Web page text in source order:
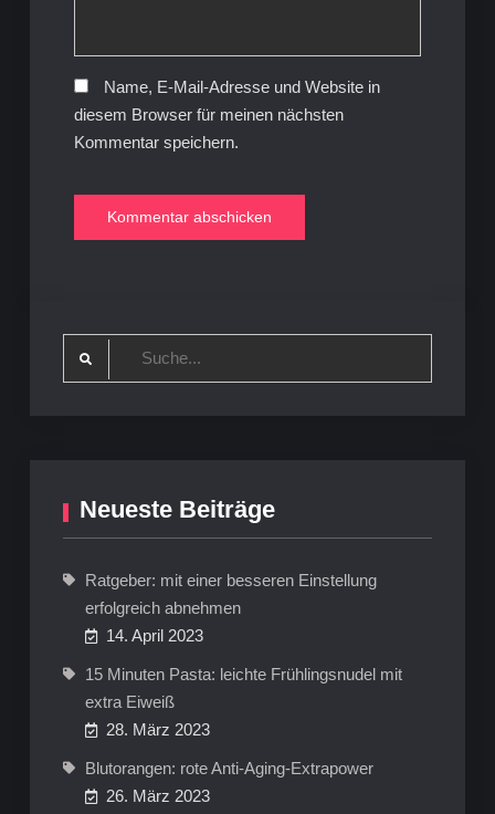
Name, E-Mail-Adresse und Website in
diesem Browser für meinen nächsten
Kommentar speichern.
Neueste Beiträge
Ratgeber: mit einer besseren Einstellung
erfolgreich abnehmen
14. April 2023
15 Minuten Pasta: leichte Frühlingsnudel mit
extra Eiweiß
28. März 2023
Blutorangen: rote Anti-Aging-Extrapower
26. März 2023